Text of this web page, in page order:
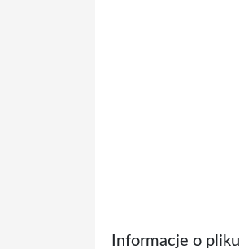
Informacje o pliku